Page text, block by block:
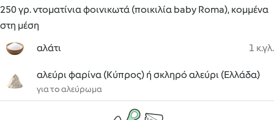
250 γρ. ντοματίνια φοινικωτά (ποικιλία baby Roma), κομμένα
στη μέση
αλάτι
1 κ.γλ.
αλεύρι φαρίνα (Κύπρος) ή σκληρό αλεύρι (Ελλάδα)
για το αλεύρωμα